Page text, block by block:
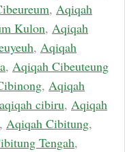
, Aqiqah
Kulon, Aqiqah
, Aqiqah
, Aqiqah Cibeuteung
, Aqiqah
aqiqah cibiru, Aqiqah
, Aqiqah Cibitung,
Tengah,